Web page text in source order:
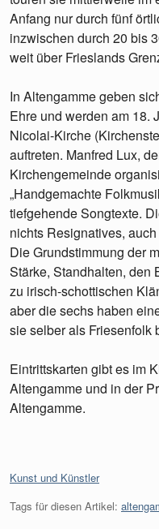
Anfang nur durch fünf
inzwischen durch 20 bis
weit über Frieslands
In Altengamme geben
Ehre und werden am 18.
Nicolai-Kirche
auftreten. Manfred Lux,
Kirchengemeinde
„Handgemachte
tiefgehende Songtexte.
nichts Resignatives,
Die Grundstimmung der
Stärke, Standhalten,
zu irisch-schottischen
aber die sechs haben
sie selber als Friesenfolk
Eintrittskarten gibt es im
Altengamme und in der
Altengamme.
Kategorien:
Kunst und Künstler
Tags für diesen Artikel: